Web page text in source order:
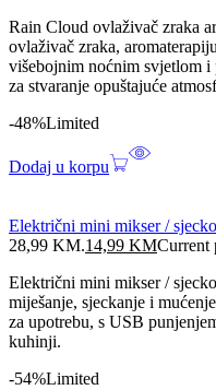
Rain Cloud ovlaživač zraka
ovlaživač zraka,
višebojnim noćnim svjetlom
za stvaranje opuštajuće
-48%Limited
Dodaj u korpu
Električni mini mikser /
28,99 KM.14,99 KMCurrent
Električni mini mikser /
miješanje, sjeckanje i
za upotrebu, s USB
kuhinji.
-54%Limited